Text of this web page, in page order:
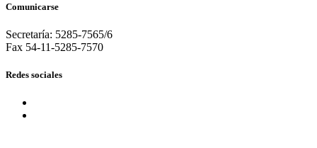
Comunicarse
Secretaría: 5285-7565/6
Fax 54-11-5285-7570
Redes sociales